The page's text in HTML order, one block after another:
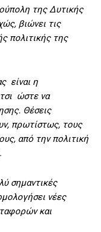
της Δυτικής
βιώνει τις
πολιτικής της
είναι η
ώστε να
Θέσεις
πρωτίστως, τους
από την πολιτική
σημαντικές
νέες
και